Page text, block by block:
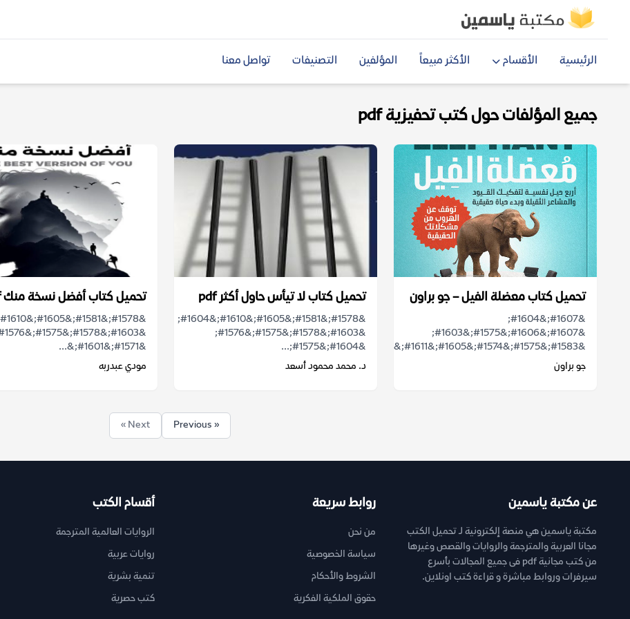
الرئيسية الأقسام الأكثر مبيعاً المؤلفين التصنيفات تواصل معنا
جميع المؤلفات حول كتب تحفيزية pdf
تحميل كتاب معضلة الفيل – جو براون
&#1607;&#1604;
&#1607;&#1606;&#1575;&#1603;
&#1583;&#1575;&#1574;&#1605;&#1611;&...
جو براون
تحميل كتاب لا تيأس حاول أكثر pdf
&#1578;&#1581;&#1605;&#1610;&#1604;
&#1603;&#1578;&#1575;&#1576;
&#1604;&#1575;...
د. محمد محمود أسعد
تحميل كتاب أفضل نسخة منك pdf
&#1571;&#1601;&...
مودي عبدربه
« Previous
Next »
عن مكتبة ياسمين
مكتبة ياسمين هي منصة إلكترونية لـ تحميل الكتب
مجانا العربية والمترجمة والروايات والقصص وغيرها
من كتب مجانية pdf فى جميع المجالات بأسرع
سيرفرات وروابط مباشرة و قراءة كتب اونلاين.
روابط سريعة
من نحن
سياسة الخصوصية
الشروط والأحكام
حقوق الملكية الفكرية
أقسام الكتب
الروايات العالمية المترجمة
روايات عربية
تنمية بشرية
كتب حصرية